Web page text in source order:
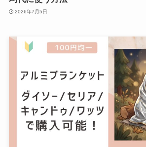
2026年7月5日